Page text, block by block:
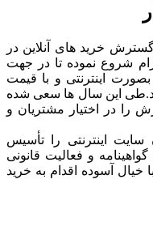
گسترش خرید های آنلاین در
شروع نموده تا در جهت
اینترنتی و با قیمت
این سال ها سعی شده
و آموزش را در اختیار مشتریان و
سایت اینترنتی را تأسیس
و فعالیت قانونی
خیال آسوده اقدام به خرید